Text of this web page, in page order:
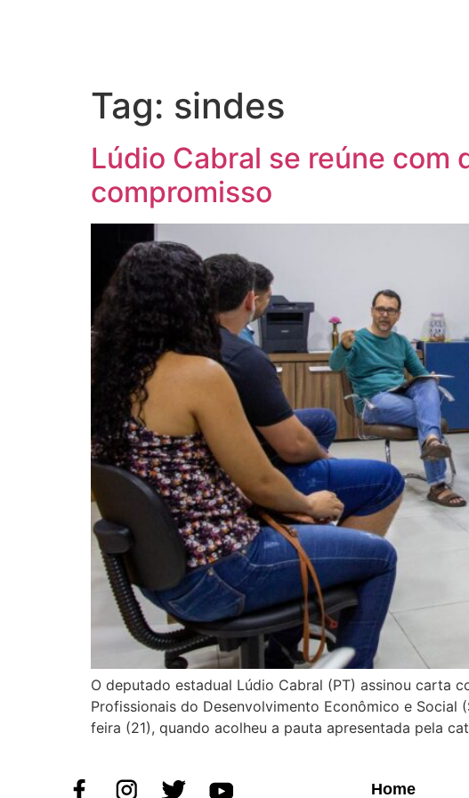
Tag: sindes
Lúdio Cabral se reúne com
compromisso
O deputado estadual Lúdio Cabral (PT) assinou carta
Profissionais do Desenvolvimento Econômico e
feira (21), quando acolheu a pauta apresentada pela
Home